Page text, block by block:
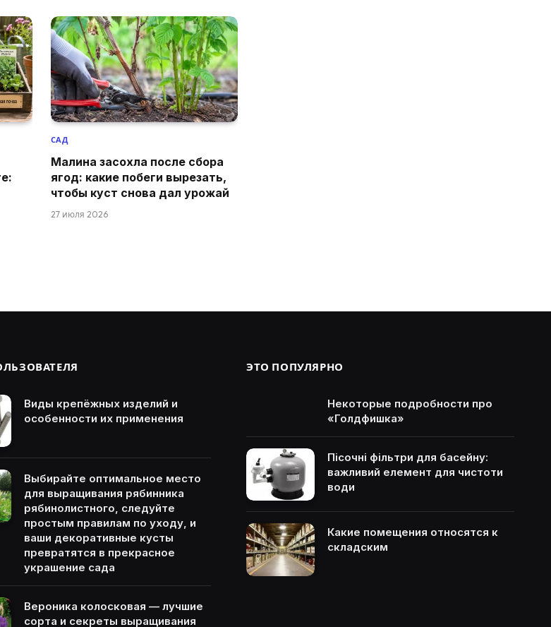
САД
Малина засохла после сбора
ягод: какие побеги вырезать,
чтобы куст снова дал урожай
27 июля 2026
Виды крепёжных изделий и
особенности их применения
Выбирайте оптимальное место
для выращивания рябинника
рябинолистного, следуйте
простым правилам по уходу, и
ваши декоративные кусты
превратятся в прекрасное
украшение сада
Вероника колосковая — лучшие
сорта и секреты выращивания
ЭТО ПОПУЛЯРНО
Некоторые подробности про
«Голдфишка»
Пісочні фільтри для басейну:
важливий елемент для чистоти
води
Какие помещения относятся к
складским